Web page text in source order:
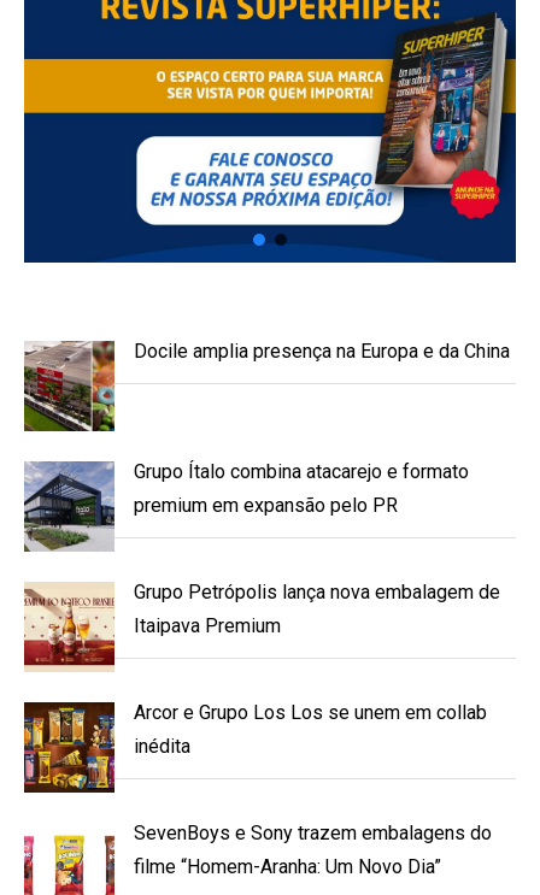
Docile amplia presença na Europa e da China
Grupo Ítalo combina atacarejo e formato
premium em expansão pelo PR
Grupo Petrópolis lança nova embalagem de
Itaipava Premium
Arcor e Grupo Los Los se unem em collab
inédita
SevenBoys e Sony trazem embalagens do
filme “Homem-Aranha: Um Novo Dia”